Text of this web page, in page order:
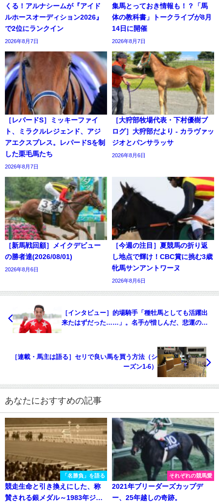
くる！アルナシームが『アイド
ルホースオーディション2026』
で2位にランクイン
2026年8月7日
集馬とっておき情報も！？「馬
体の教科書」トークライブが8月
14日に開催
2026年8月7日
［レパードS］ミッキーファイ
ト、ミラクルレジェンド、アジ
アエクスプレス。レパードSを制
した栗毛馬たち
2026年8月7日
［大狩部牧場代表・下村優樹ブ
ログ］大狩部だより - カラヴァッ
ジオとパンサラッサ
2026年8月6日
［新馬戦回顧］メイクデビュー
の勝者達(2026/08/01)
2026年8月6日
［今週の注目］夏競馬の折り返
し地点で輝け！CBC賞に挑む3歳
牝馬サンアントワーヌ
2026年8月6日
［インタビュー］的場騎手「種牡馬としても活躍出
来たはずだった……」。名手が惜しんだ、悲運の中
［連載・馬主は語る］セリで良い馬を買う方法（シ
ーズン1-6）
あなたにおすすめの記事
「名勝負」を語る
競走生命と引き換えにした、称
賛される銀メダル～1983年ジャ
それぞれの競馬愛
2021年ブリーダーズカップデ
ー、25年越しの奇跡。